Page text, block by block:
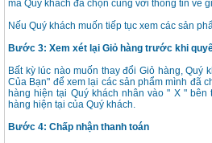
mà Quý khách đã chọn cùng với thông tin về
Nếu Quý khách muốn tiếp tục xem các sản
Bước 3: Xem xét lại Giỏ hàng trước khi
Bất kỳ lúc nào muốn thay đổi Giỏ hàng, Quý
Của Bạn" để xem lại các sản phẩm mình đã
hàng hiện tại Quý khách nhân vào " X "
hàng hiện tại của Quý khách.
Bước 4: Chấp nhận thanh toán